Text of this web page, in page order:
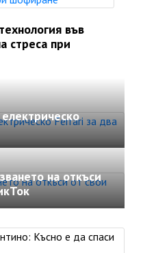
във
стреса при
на откъси